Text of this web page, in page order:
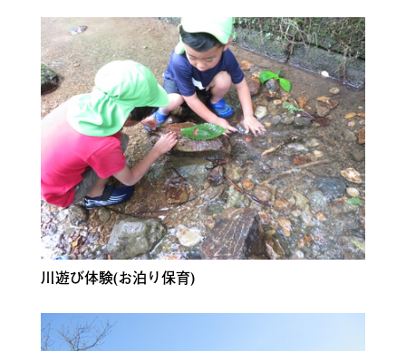
川遊び体験(お泊り保育)